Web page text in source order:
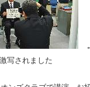
←
写されました